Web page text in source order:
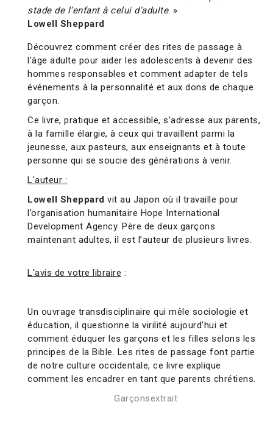
stade de l’enfant à celui d’adulte. »
Lowell Sheppard
Découvrez comment créer des rites de passage à
l’âge adulte pour aider les adolescents à devenir des
hommes responsables et comment adapter de tels
événements à la personnalité et aux dons de chaque
garçon.
Ce livre, pratique et accessible, s’adresse aux parents,
à la famille élargie, à ceux qui travaillent parmi la
jeunesse, aux pasteurs, aux enseignants et à toute
personne qui se soucie des générations à venir.
L'auteur :
Lowell Sheppard vit au Japon où il travaille pour
l’organisation humanitaire Hope International
Development Agency. Père de deux garçons
maintenant adultes, il est l’auteur de plusieurs livres.
L'avis de votre libraire :
Un ouvrage transdisciplinaire qui mêle sociologie et
éducation, il questionne la virilité aujourd'hui et
comment éduquer les garçons et les filles selons les
principes de la Bible. Les rites de passage font partie
de notre culture occidentale, ce livre explique
comment les encadrer en tant que parents chrétiens.
Garçonsextrait